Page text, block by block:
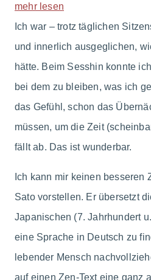
mehr lesen
Ich war – trotz täglichen
und innerlich ausgeglichen,
hätte. Beim Sesshin konnte
bei dem zu bleiben, was ich
das Gefühl, schon das
müssen, um die Zeit
fällt ab. Das ist wunderbar.
Ich kann mir keinen besseren
Sato vorstellen. Er übersetzt
Japanischen (7. Jahrhundert
eine Sprache in Deutsch zu
lebender Mensch
auf einen Zen-Text eine ganz